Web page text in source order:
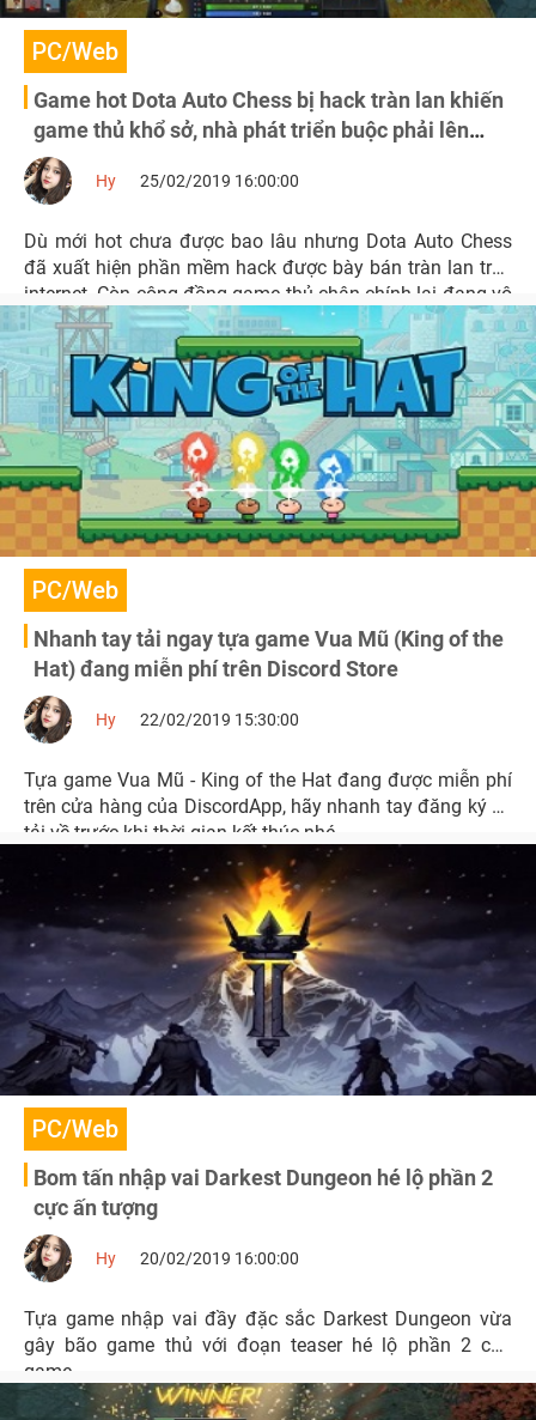
PC/Web
Game hot Dota Auto Chess bị hack tràn lan khiến
game thủ khổ sở, nhà phát triển buộc phải lên
tiếng
Hy 25/02/2019 16:00:00
Dù mới hot chưa được bao lâu nhưng Dota Auto Chess
đã xuất hiện phần mềm hack được bày bán tràn lan trên
internet. Còn cộng đồng game thủ chân chính lại đang vô
cùng phẫn nộ và tức giận.
PC/Web
Nhanh tay tải ngay tựa game Vua Mũ (King of the
Hat) đang miễn phí trên Discord Store
Hy 22/02/2019 15:30:00
Tựa game Vua Mũ - King of the Hat đang được miễn phí
trên cửa hàng của DiscordApp, hãy nhanh tay đăng ký và
tải về trước khi thời gian kết thúc nhé.
PC/Web
Bom tấn nhập vai Darkest Dungeon hé lộ phần 2
cực ấn tượng
Hy 20/02/2019 16:00:00
Tựa game nhập vai đầy đặc sắc Darkest Dungeon vừa
gây bão game thủ với đoạn teaser hé lộ phần 2 của
game.